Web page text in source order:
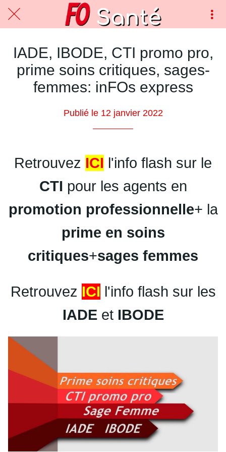
IADE, IBODE, CTI promo pro,
prime soins critiques, sages-
femmes: inFOs express
Publié le 12 janvier 2022
Retrouvez ICI l'info flash sur le
CTI pour les agents en
promotion professionnelle+ la
prime en soins
critiques+sages femmes
Retrouvez ICI l'info flash sur les
IADEet IBODE